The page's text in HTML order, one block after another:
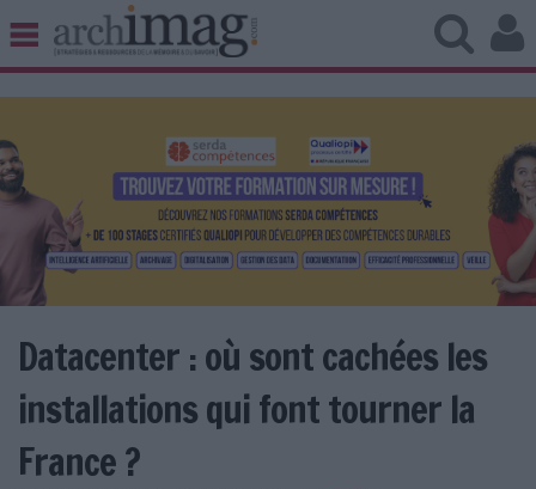
BIBLIOTHÈQUE ÉDITION
UNIVERS DATA
TRAVAIL COLLABORATIF
VIE NUMÉRIQUE
NUMÉRIQUE RESPONSABLE
LES NEWSLETTERS
Datacenter : où sont cachées les
installations qui font tourner la
France ?